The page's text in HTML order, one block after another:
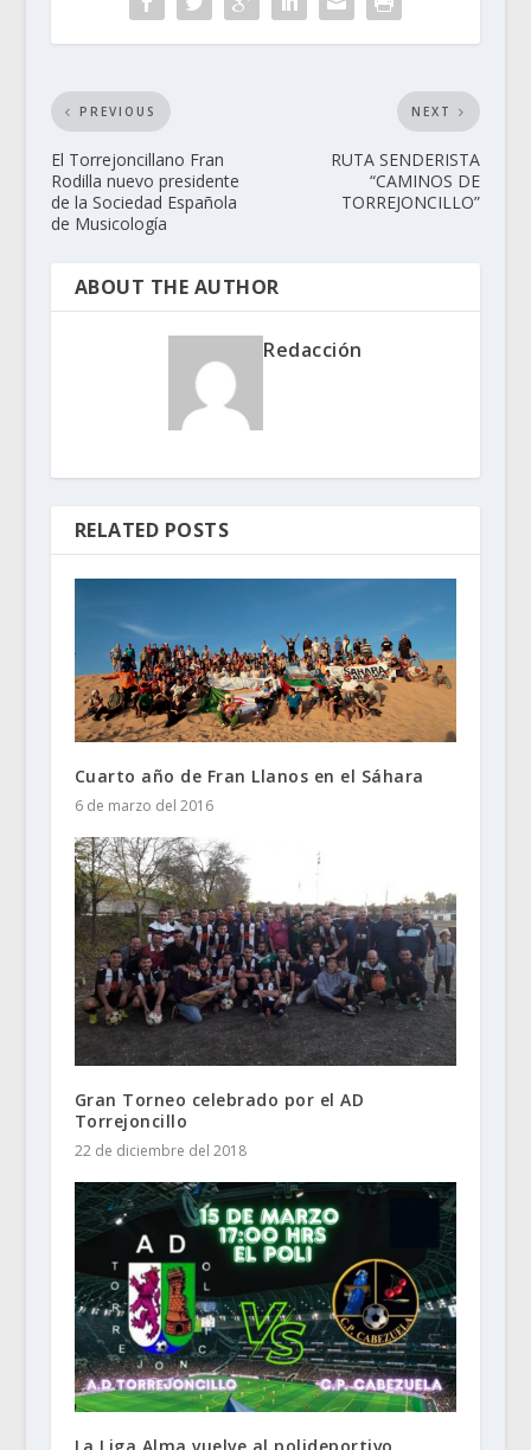
PREVIOUS
El Torrejoncillano Fran
Rodilla nuevo presidente
de la Sociedad Española
de Musicología
NEXT
RUTA SENDERISTA
“CAMINOS DE
TORREJONCILLO”
ABOUT THE AUTHOR
Redacción
RELATED POSTS
Cuarto año de Fran Llanos en el Sáhara
6 de marzo del 2016
Gran Torneo celebrado por el AD
Torrejoncillo
22 de diciembre del 2018